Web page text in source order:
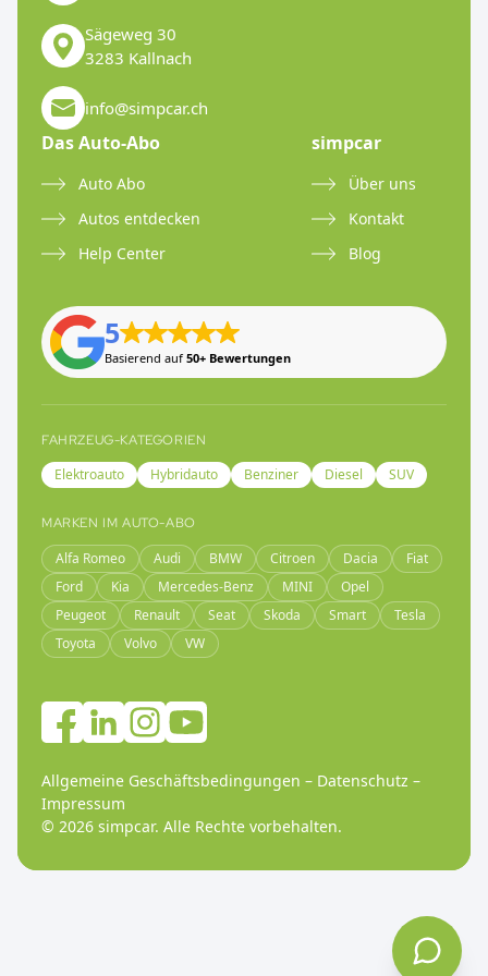
Sägeweg 30
3283 Kallnach
info@simpcar.ch
Das Auto-Abo
Auto Abo
Autos entdecken
Help Center
simpcar
Über uns
Kontakt
Blog
5
Basierend auf50+ Bewertungen
FAHRZEUG-KATEGORIEN
Elektroauto Hybridauto Benziner Diesel SUV
MARKEN IM AUTO-ABO
Alfa Romeo Audi BMW Citroen Dacia
Fiat
Ford
Kia Mercedes-Benz MINI
Opel
Peugeot
Renault Seat Skoda Smart
Tesla
Toyota
Volvo VW
Allgemeine Geschäftsbedingungen – Datenschutz –
Impressum
© 2026 simpcar. Alle Rechte vorbehalten.